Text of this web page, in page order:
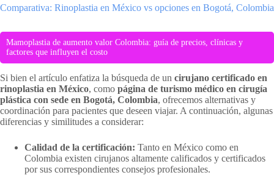
Comparativa: Rinoplastia en México vs opciones en Bogotá, Colombia
Mamoplastia de aumento valor Colombia: guía de precios, clínicas y
factores que influyen el costo
Si bien el artículo enfatiza la búsqueda de un cirujano certificado en
rinoplastia en México, como página de turismo médico en cirugía
plástica con sede en Bogotá, Colombia, ofrecemos alternativas y
coordinación para pacientes que deseen viajar. A continuación, algunas
diferencias y similitudes a considerar:
Calidad de la certificación: Tanto en México como en
Colombia existen cirujanos altamente calificados y certificados
por sus correspondientes consejos profesionales.